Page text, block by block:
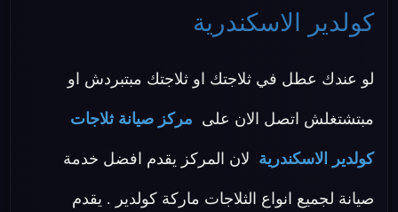
كولدير الاسكندرية
لو عندك عطل في ثلاجتك او ثلاجتك مبتبردش او
مبتشتغلش اتصل الان على مركز صيانة ثلاجات
كولدير الاسكندرية لان المركز يقدم افضل خدمة
صيانة لجميع انواع الثلاجات ماركة كولدير . يقدم